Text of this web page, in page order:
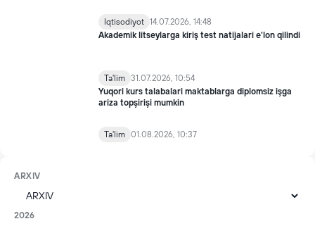
Iqtisodiyot 14.07.2026, 14:48
Akademik litseylarga kiriş test natijalari e'lon qilindi
Ta'lim 31.07.2026, 10:54
Yuqori kurs talabalari maktablarga diplomsiz işga
ariza topşirişi mumkin
Ta'lim 01.08.2026, 10:37
ARXIV
2026